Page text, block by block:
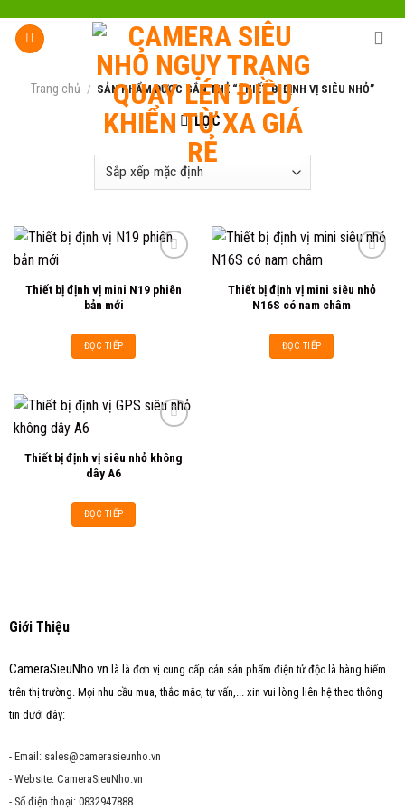
content
Trang chủ / SẢN PHẨM ĐƯỢC GẮN THẺ “THIẾT BỊ ĐỊNH VỊ SIÊU NHỎ”
LỌC
Thiết bị định vị mini N19 phiên
bản mới
ĐỌC TIẾP
Thiết bị định vị mini siêu nhỏ
N16S có nam châm
ĐỌC TIẾP
Thiết bị định vị siêu nhỏ không
dây A6
ĐỌC TIẾP
Giới Thiệu
CameraSieuNho.vn là là đơn vị cung cấp cản sản phẩm điện tử độc là hàng hiếm
trên thị trường. Mọi nhu cầu mua, thắc mắc, tư vấn,... xin vui lòng liên hệ theo thông
tin dưới đây:
- Email: sales@camerasieunho.vn
- Website: CameraSieuNho.vn
- Số điện thoại: 0832947888